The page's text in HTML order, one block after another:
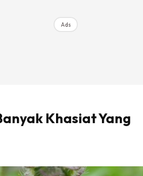
Ads
Khasiat Yang